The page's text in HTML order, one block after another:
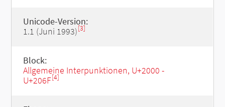
Unicode-Version:
1.1 (Juni 1993)[3]
Block:
Allgemeine Interpunktionen, U+2000 -
U+206F[4]